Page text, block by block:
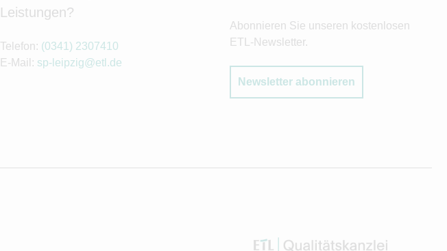
Leistungen?
Telefon: (0341) 2307410
E-Mail: sp-leipzig@etl.de
Abonnieren Sie unseren kostenlosen
ETL-Newsletter.
Newsletter abonnieren